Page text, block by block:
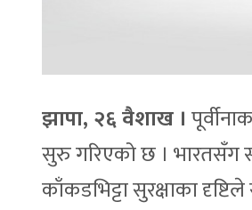
झापा, २६वैशाख ।
सुरु गरिएको छ । भारतसँग
काँकडभिट्टा सुरक्षाका